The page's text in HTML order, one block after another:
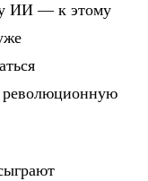
ИИ — к этому
революционную